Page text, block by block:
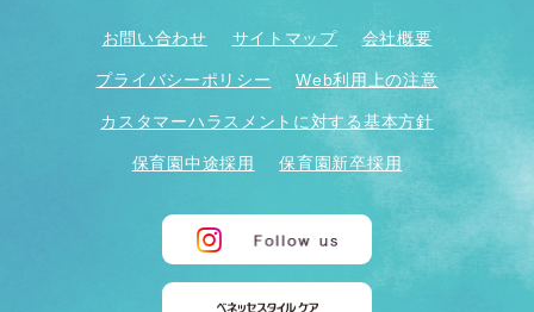
お問い合わせ サイトマップ 会社概要
プライバシーポリシー Web利用上の注意
カスタマーハラスメントに対する基本方針
保育園中途採用 保育園新卒採用